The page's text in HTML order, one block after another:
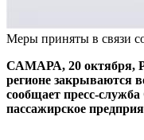
Меры приняты в связи
САМАРА, 20 октября,
регионе закрываются
сообщает пресс-
пассажирское